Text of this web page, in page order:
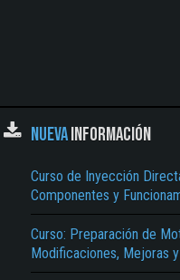
NUEVAINFORMACIÓN
Curso de Inyección
Componentes y
Curso: Preparación de
Modificaciones, Mejoras